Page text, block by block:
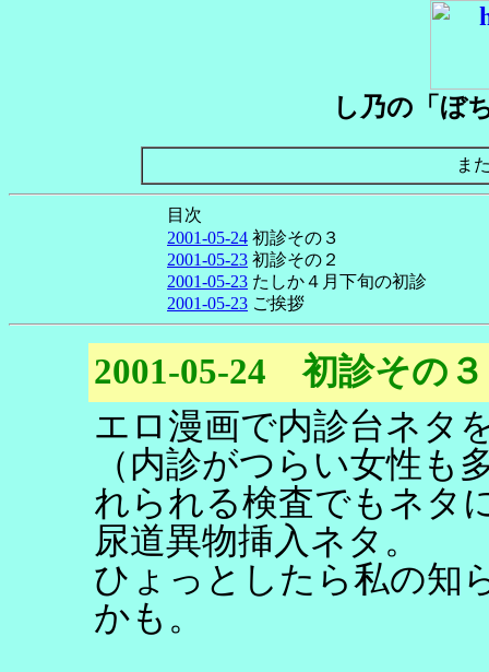
し乃の「ぼ
ま
目次
2001-05-24 初診その３
2001-05-23 初診その２
2001-05-23 たしか４月下旬の初診
2001-05-23 ご挨拶
2001-05-24 初診その３
エロ漫画で内診台ネタ
（内診がつらい女性も
れられる検査でもネタ
尿道異物挿入ネタ。
ひょっとしたら私の知
かも。